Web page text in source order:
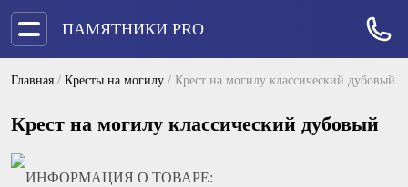
ПАМЯТНИКИ PRO
Главная / Кресты на могилу / Крест на могилу классический дубовый
Крест на могилу классический дубовый
ИНФОРМАЦИЯ О ТОВАРЕ: